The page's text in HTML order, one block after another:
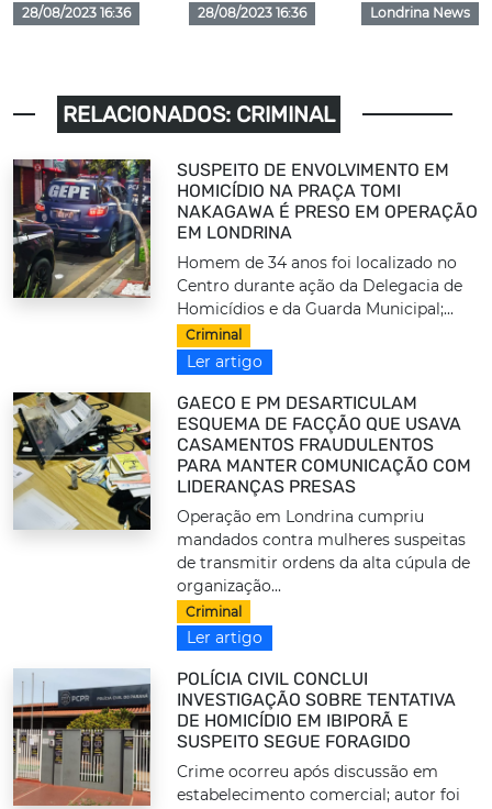
28/08/2023 16:36 28/08/2023 16:36 Londrina News
RELACIONADOS: CRIMINAL
SUSPEITO DE ENVOLVIMENTO EM
HOMICÍDIO NA PRAÇA TOMI
NAKAGAWA É PRESO EM OPERAÇÃO
EM LONDRINA
Homem de 34 anos foi localizado no
Centro durante ação da Delegacia de
Homicídios e da Guarda Municipal;...
Criminal
Ler artigo
GAECO E PM DESARTICULAM
ESQUEMA DE FACÇÃO QUE USAVA
CASAMENTOS FRAUDULENTOS
PARA MANTER COMUNICAÇÃO COM
LIDERANÇAS PRESAS
Operação em Londrina cumpriu
mandados contra mulheres suspeitas
de transmitir ordens da alta cúpula de
organização...
Criminal
Ler artigo
POLÍCIA CIVIL CONCLUI
INVESTIGAÇÃO SOBRE TENTATIVA
DE HOMICÍDIO EM IBIPORÃ E
SUSPEITO SEGUE FORAGIDO
Crime ocorreu após discussão em
estabelecimento comercial; autor foi